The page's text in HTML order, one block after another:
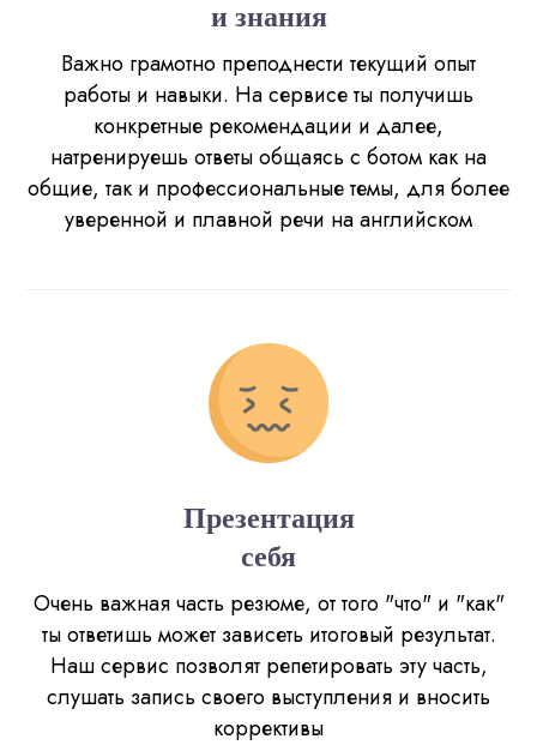
и знания
Важно грамотно преподнести текущий опыт
работы и навыки. На сервисе ты получишь
конкретные рекомендации и далее,
натренируешь ответы общаясь с ботом как на
общие, так и профессиональные темы, для более
уверенной и плавной речи на английском
Презентация
себя
Очень важная часть резюме, от того "что" и "как"
ты ответишь может зависеть итоговый результат.
Наш сервис позволят репетировать эту часть,
слушать запись своего выступления и вносить
коррективы